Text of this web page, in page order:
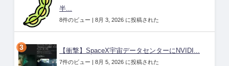
半...
8件のビュー | 8月 3, 2026 に投稿された
【衝撃】SpaceX宇宙データセンターにNVIDI...
7件のビュー | 8月 5, 2026 に投稿された